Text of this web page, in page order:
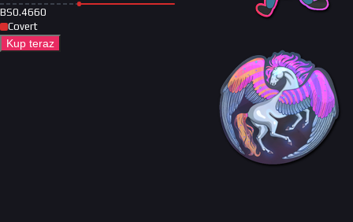
BS0.4660
Covert
Kup teraz